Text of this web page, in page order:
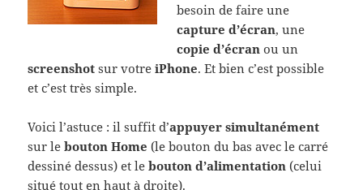
besoin de faire une
capture d’écran, une
copie d’écran ou un
screenshot sur votreiPhone. Et bien c’est possible
et c’est très simple.
Voici l’astuce : il suffit d’appuyer simultanément
sur lebouton Home (le bouton du bas avec le carré
dessiné dessus) et le bouton d’alimentation (celui
situé tout en haut à droite).